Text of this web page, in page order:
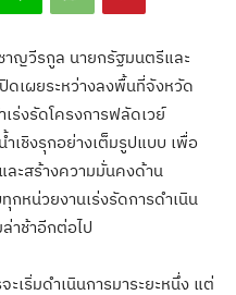
ญวีรกูล นายกรัฐมนตรีและ
ดเผยระหว่างลงพื้นที่จังหวัด
ร่งรัดโครงการฟลัดเวย์
เชิงรุกอย่างเต็มรูปแบบ เพื่อ
ะสร้างความมั่นคงด้าน
กหน่วยงานเร่งรัดการดำเนิน
าช้าอีกต่อไป
เริ่มดำเนินการมาระยะหนึ่ง แต่